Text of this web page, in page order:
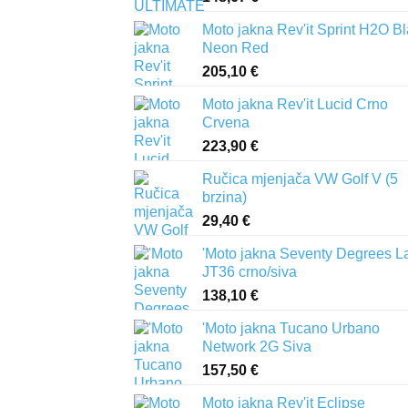
Moto jakna Rev'it Sprint H2O
Neon Red
205,10 €
Moto jakna Rev'it Lucid Crno
Crvena
223,90 €
Ručica mjenjača VW Golf V (5
brzina)
29,40 €
'Moto jakna Seventy Degrees
JT36 crno/siva
138,10 €
'Moto jakna Tucano Urbano
Network 2G Siva
157,50 €
Moto jakna Rev'it Eclipse